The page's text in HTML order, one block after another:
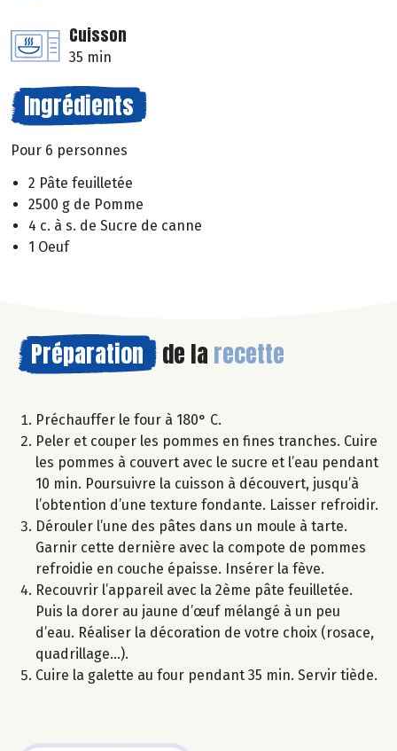
Cuisson
35 min
Ingrédients
Pour 6 personnes
2 Pâte feuilletée
2500 g de Pomme
4 c. à s. de Sucre de canne
1 Oeuf
Préparation de la recette
Préchauffer le four à 180° C.
Peler et couper les pommes en fines tranches. Cuire
les pommes à couvert avec le sucre et l’eau pendant
10 min. Poursuivre la cuisson à découvert, jusqu’à
l’obtention d’une texture fondante. Laisser refroidir.
Dérouler l’une des pâtes dans un moule à tarte.
Garnir cette dernière avec la compote de pommes
refroidie en couche épaisse. Insérer la fève.
Recouvrir l’appareil avec la 2ème pâte feuilletée.
Puis la dorer au jaune d’œuf mélangé à un peu
d’eau. Réaliser la décoration de votre choix (rosace,
quadrillage...).
Cuire la galette au four pendant 35 min. Servir tiède.